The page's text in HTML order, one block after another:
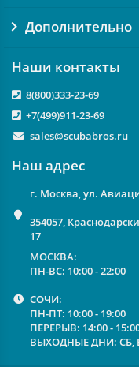
Дополнительно
Наши контакты
8(800)333-23-69
+7(499)911-23-69
sales@scubabros.ru
Наш адрес
г. Москва, ул.
354057,
17
МОСКВА:
ПН-ВС: 10:00 - 22:00
СОЧИ:
ПН-ПТ: 10:00 - 19:00
ПЕРЕРЫВ: 14:00 -
ВЫХОДНЫЕ ДНИ: СБ,